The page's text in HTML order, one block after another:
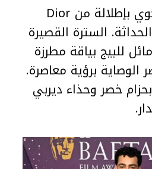
أبدع آرتشي ماديكوي بإطلالة من Dior
السترة القصيرة
للبيج بياقة مطرزة
الوصاية برؤية معاصرة.
خصر وحذاء ديربي